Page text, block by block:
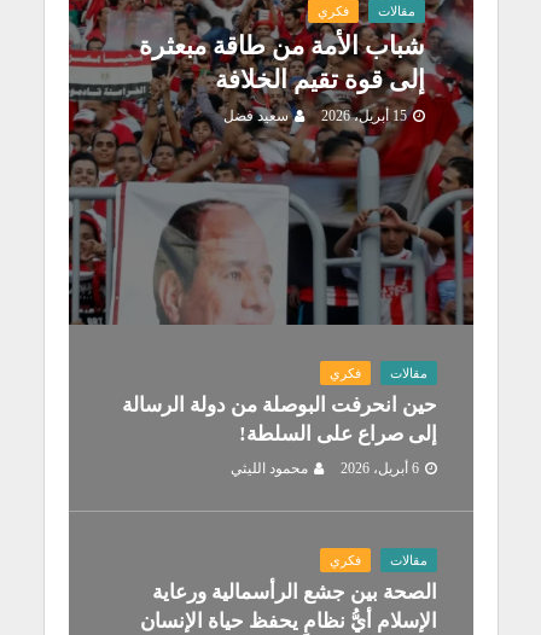
مقالات فكري
شباب الأمة من طاقة مبعثرة
إلى قوة تقيم الخلافة
15 أبريل، 2026 سعيد فضل
مقالات فكري
حين انحرفت البوصلة من دولة الرسالة
إلى صراع على السلطة!
6 أبريل، 2026 محمود الليثي
مقالات فكري
الصحة بين جشع الرأسمالية ورعاية
الإسلام أيُّ نظامٍ يحفظ حياة الإنسان